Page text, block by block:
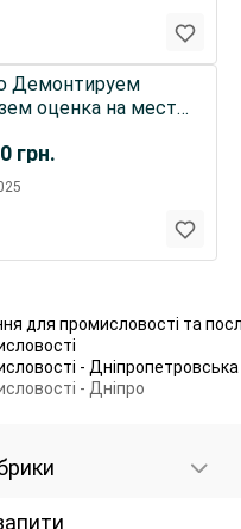
грн.
Демонтируем
оценка на месте
для промисловості та
-
- Дніпро